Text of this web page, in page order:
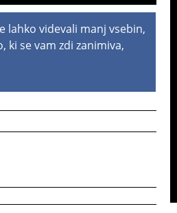
lahko videvali manj vsebin,
ki se vam zdi zanimiva,